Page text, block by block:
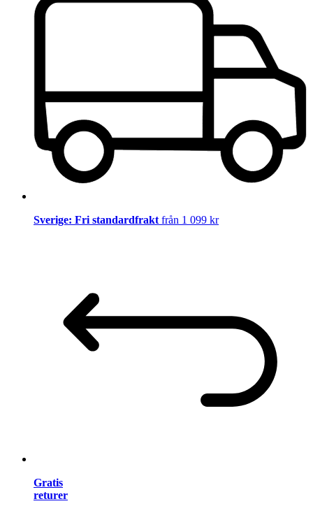
Sverige: Fri standardfraktfrån 1 099 kr
Gratis
returer